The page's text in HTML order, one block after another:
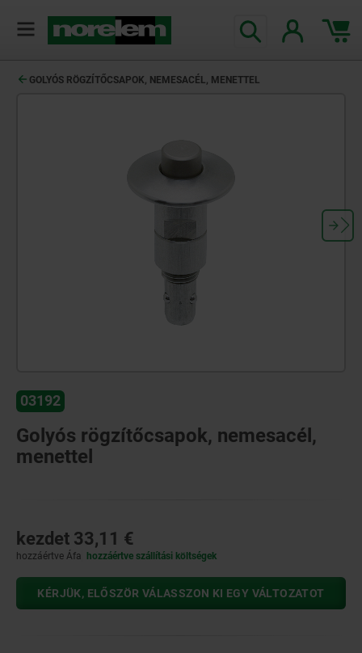
GOLYÓS RÖGZÍTŐCSAPOK, NEMESACÉL, MENETTEL
03192
Golyós rögzítőcsapok, nemesacél,
menettel
kezdet 33,11 €
hozzáértve Áfa hozzáértve szállítási költségek
KÉRJÜK, ELŐSZÖR VÁLASSZON KI EGY VÁLTOZATOT